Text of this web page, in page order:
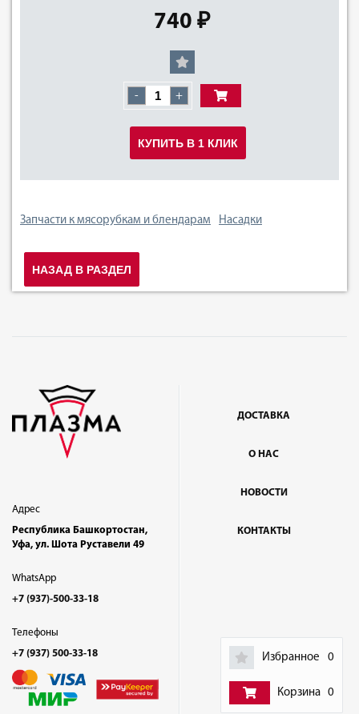
Избранное 0
Корзина 0
740 ₽
- +
КУПИТЬ В 1 КЛИК
Запчасти к мясорубкам и блендарам Насадки
НАЗАД В РАЗДЕЛ
Адрес
Республика Башкортостан,
Уфа, ул. Шота Руставели 49
WhatsApp
+7 (937)-500-33-18
Телефоны
+7 (937) 500-33-18
ДОСТАВКА
О НАС
НОВОСТИ
КОНТАКТЫ